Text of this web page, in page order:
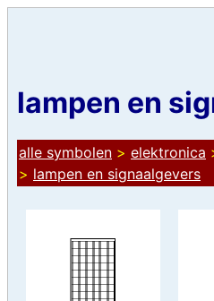
lampen en
alle symbolen > elektronica
> lampen en signaalgevers